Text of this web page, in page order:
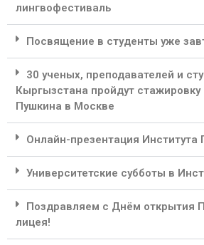
лингвофестиваль
Посвящение в студенты уже
30 ученых, преподавателей и
Кыргызстана пройдут стажировку
Пушкина в Москве
Онлайн-презентация Института
Университетские субботы в
Поздравляем с Днём открытия
лицея!